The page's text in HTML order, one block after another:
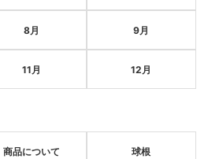
8月 9月
11月 12月
商品について 球根